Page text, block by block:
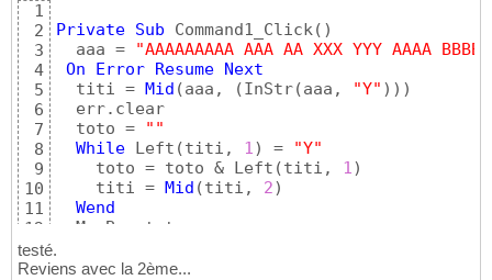
1
2
3
4
5
6
7
8
9
10
11
12
13
Private Sub Command1_Click( )
  aaa =
"AAAAAAAAA AAA AA XXX YYY AAAA BBBB"
On
Error Resume
Next
  titi =
Mid (aaa, (InStr(aaa, "Y" ) ) )
  err.clear
  toto =
""
While Left (titi, 1) =
"Y"
    toto = toto & Left
(titi, 1)
    titi =
Mid (titi, 2)
Wend
testé.
Reviens avec la 2ème...